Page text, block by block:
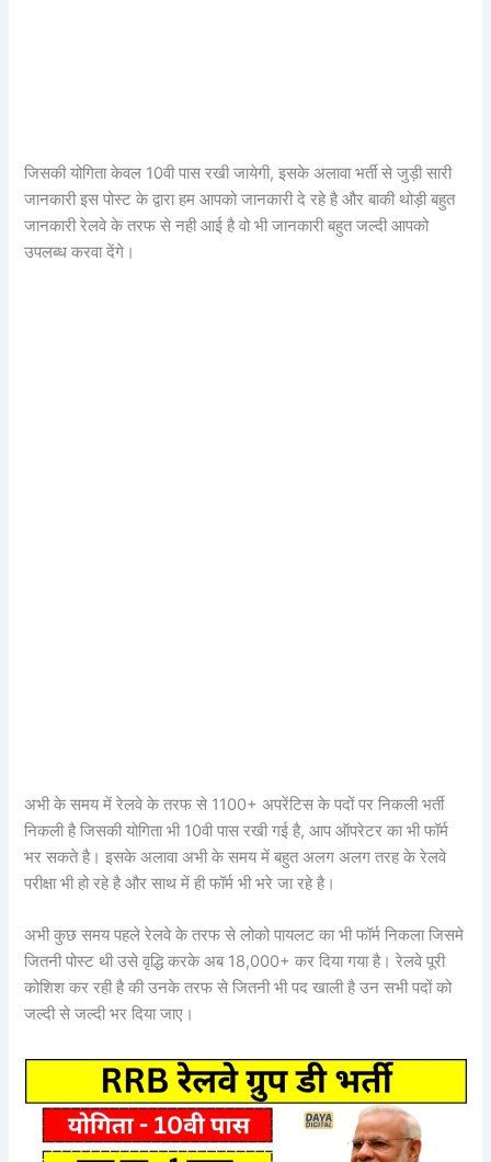
जिसकी योगिता केवल 10वी पास रखी जायेगी, इसके अलावा भर्ती से जुड़ी सारी
जानकारी इस पोस्ट के द्वारा हम आपको जानकारी दे रहे है और बाकी थोड़ी बहुत
जानकारी रेलवे के तरफ से नही आई है वो भी जानकारी बहुत जल्दी आपको
उपलब्ध करवा देंगे।
अभी के समय में रेलवे के तरफ से 1100+ अपरेंटिस के पदों पर निकली भर्ती
निकली है जिसकी योगिता भी 10वी पास रखी गई है, आप ऑपरेटर का भी फॉर्म
भर सकते है। इसके अलावा अभी के समय में बहुत अलग अलग तरह के रेलवे
परीक्षा भी हो रहे है और साथ में ही फॉर्म भी भरे जा रहे है।
अभी कुछ समय पहले रेलवे के तरफ से लोको पायलट का भी फॉर्म निकला जिसमे
जितनी पोस्ट थी उसे वृद्धि करके अब 18,000+ कर दिया गया है। रेलवे पूरी
कोशिश कर रही है की उनके तरफ से जितनी भी पद खाली है उन सभी पदों को
जल्दी से जल्दी भर दिया जाए।